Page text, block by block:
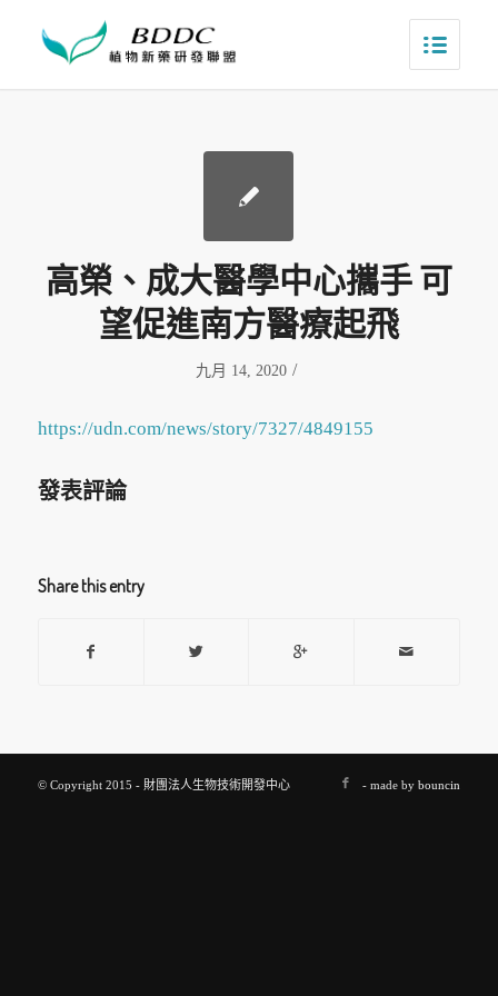
高榮、成大醫學中心攜手 可
望促進南方醫療起飛
九月 14, 2020 /
https://udn.com/news/story/7327/4849155
發表評論
Share this entry
© Copyright 2015 - 財團法人生物技術開發中心 - made bybouncin